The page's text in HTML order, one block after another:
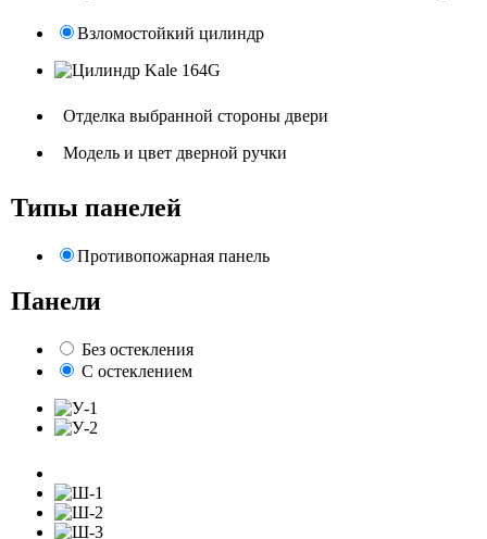
Взломостойкий цилиндр
Отделка выбранной стороны двери
Модель и цвет дверной ручки
Типы панелей
Противопожарная панель
Панели
Без остекления
С остеклением